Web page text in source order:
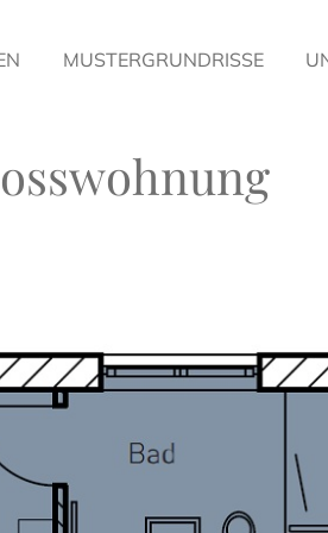
MUSTERGRUNDRISSE